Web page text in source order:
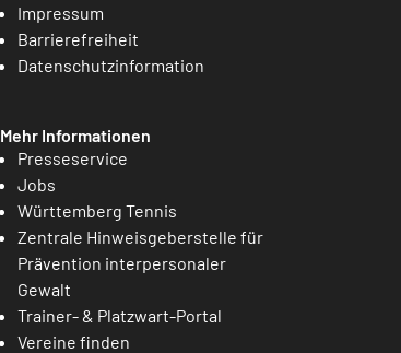
Impressum
Barrierefreiheit
Datenschutzinformation
Mehr Informationen
Presseservice
Jobs
Württemberg Tennis
Zentrale Hinweisgeberstelle für
Prävention interpersonaler
Gewalt
Trainer- & Platzwart-Portal
Vereine finden